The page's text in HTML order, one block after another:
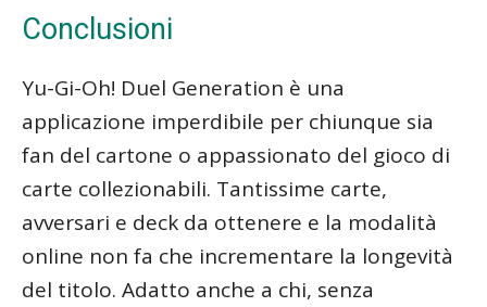
Conclusioni
Yu-Gi-Oh! Duel Generation è una
applicazione imperdibile per chiunque sia
fan del cartone o appassionato del gioco di
carte collezionabili. Tantissime carte,
avversari e deck da ottenere e la modalità
online non fa che incrementare la longevità
del titolo. Adatto anche a chi, senza